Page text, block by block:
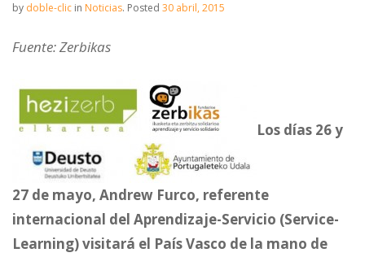
by doble-clic in Noticias. Posted 30 abril, 2015
Fuente: Zerbikas
Los días 26 y
27 de mayo, Andrew Furco, referente
internacional del Aprendizaje-Servicio (Service-
Learning) visitará el País Vasco de la mano de